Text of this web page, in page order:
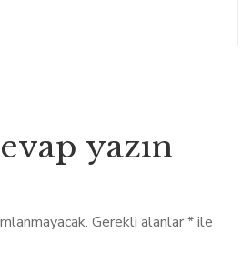
yazın
Gerekli alanlar*ile